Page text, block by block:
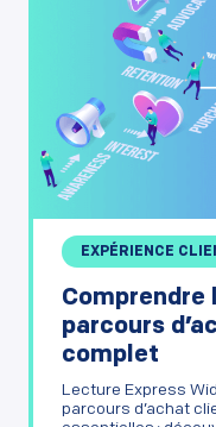
EXPÉRIENCE
Comprendre
parcours
complet
Lecture Express
parcours d’achat